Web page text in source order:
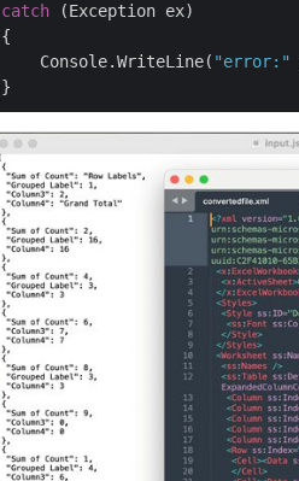
catch (Exception ex)
{
    Console.WriteLine(
"error:"